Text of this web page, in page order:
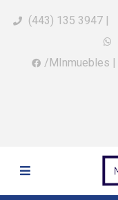
(443) 135 3947 |
/MInmuebles |